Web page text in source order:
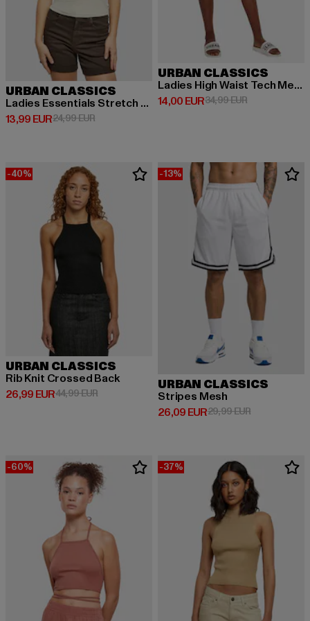
URBAN CLASSICS
Ladies Essentials Stretch Short Retro Baseball
13,99 EUR
Derzeitiger Preis: 13,99 EUR
24,99 EURAktionspreis: 24,99 EUR
URBAN CLASSICS
Ladies High Waist Tech Mesh
14,00 EUR
Derzeitiger Preis: 14,00 EUR
34,99 EURAktionspreis:
-40%
URBAN CLASSICS
Rib Knit Crossed Back
26,99 EUR
Derzeitiger Preis: 26,99 EUR
44,99 EURAktionspreis: 44,99 EUR
-13%
URBAN CLASSICS
Stripes Mesh
26,09 EUR
Derzeitiger Preis: 26,09 EUR
29,99 EURAktionspreis:
-60% -37%